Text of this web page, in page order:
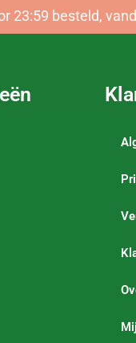
23:59 besteld,